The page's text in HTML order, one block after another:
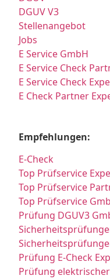
DGUV V3
Stellenangebot
Jobs
E Service GmbH
E Service Check
E Service Check
E Check Partner
Empfehlungen:
E-Check
Top Prüfservice
Top Prüfservice
Top Prüfservice
Prüfung DGUV3
Prüfung E-Check
Prüfung